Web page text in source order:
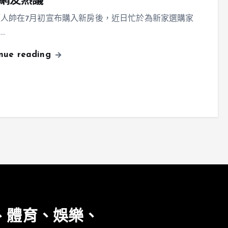
帥在7月初宣布購入新房後，近日忙於為新家選購家
reading
育、娛樂、